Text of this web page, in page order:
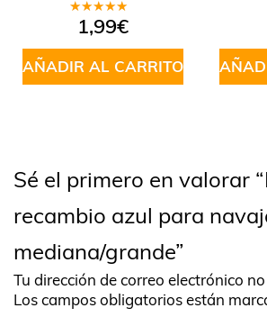
Valorado
en5.00de
5
1,99€
AÑADIR AL CARRITO
Sé el primero en valorar
recambio azul para
mediana/grande”
Tu dirección de correo electrónico
Los campos obligatorios están